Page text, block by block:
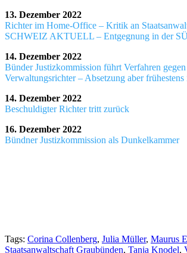
13. Dezember 2022
Richter im Home-Office – Kritik an
SCHWEIZ AKTUELL – Entgegnung in der
14. Dezember 2022
Bünder Justizkommission führt Verfahren
Verwaltungsrichter – Absetzung aber
14. Dezember 2022
Beschuldigter Richter tritt zurück
16. Dezember 2022
Bündner Justizkommission als Dunkelkammer
Tags: Corina Collenberg, Julia Müller, Maurus
Staatsanwaltschaft Graubünden, Tanja Knodel,